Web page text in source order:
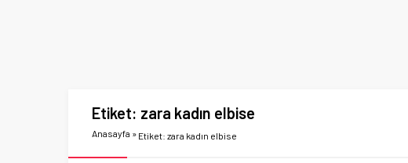
Etiket: zara kadın elbise
Anasayfa » Etiket: zara kadın elbise